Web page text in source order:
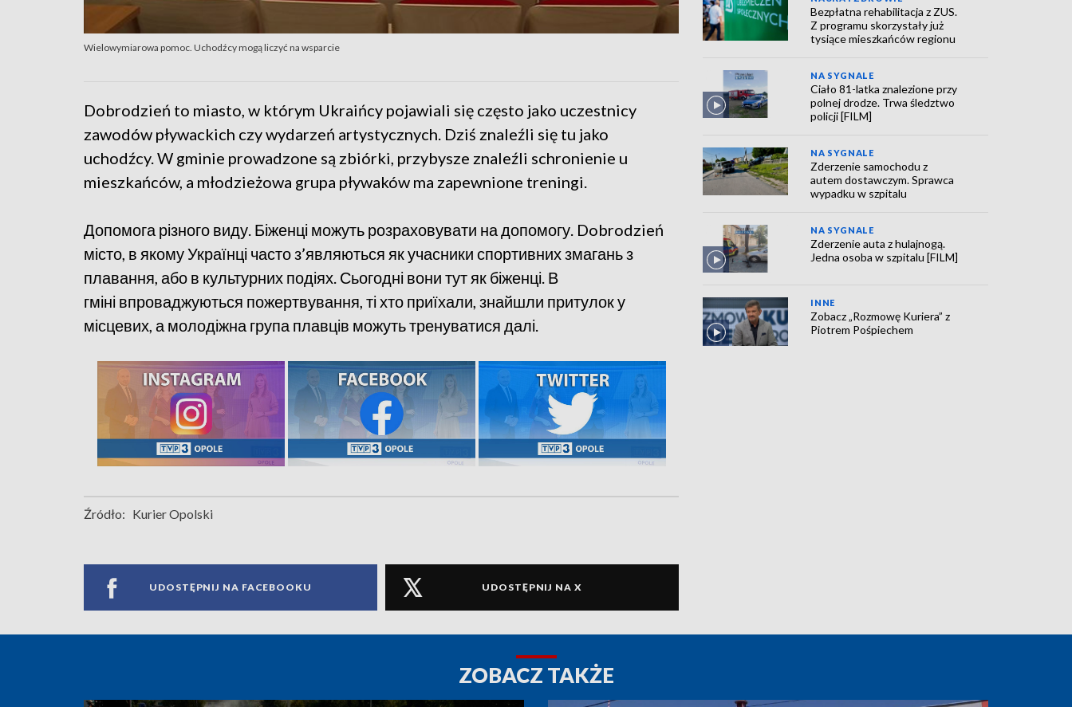
Wielowymiarowa pomoc. Uchodźcy mogą liczyć na wsparcie
Dobrodzień to miasto, w którym Ukraińcy pojawiali się często jako uczestnicy
zawodów pływackich czy wydarzeń artystycznych. Dziś znaleźli się tu jako
uchodźcy. W gminie prowadzone są zbiórki, przybysze znaleźli schronienie u
mieszkańców, a młodzieżowa grupa pływaków ma zapewnione treningi.
Допомога різного виду. Біженці можуть розраховувати на допомогу. Dobrodzień
місто, в якому Українці часто з’являються як учасники спортивних змагань з
плавання, або в культурних подіях. Сьогодні вони тут як біженці. В
гміні впроваджуються пожертвування, ті хто приїхали, знайшли притулок у
місцевих, а молодіжна група плавців можуть тренуватися далі.
Źródło: Kurier Opolski
UDOSTĘPNIJ NA FACEBOOKU UDOSTĘPNIJ NA X
Bezpłatna rehabilitacja z ZUS.
Z programu skorzystały już
tysiące mieszkańców regionu
NA SYGNALE
Ciało 81-latka znalezione przy
polnej drodze. Trwa śledztwo
policji [FILM]
NA SYGNALE
Zderzenie samochodu z
autem dostawczym. Sprawca
wypadku w szpitalu
NA SYGNALE
Zderzenie auta z hulajnogą.
Jedna osoba w szpitalu [FILM]
INNE
Zobacz „Rozmowę Kuriera” z
Piotrem Pośpiechem
ZOBACZ TAKŻE